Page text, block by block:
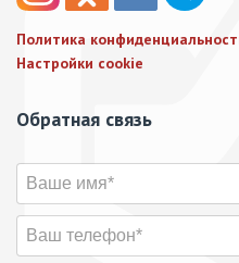
Политика
Настройки cookie
Обратная связь